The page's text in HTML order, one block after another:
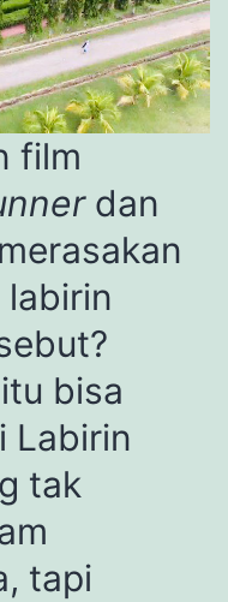
film
dan
bisa
Labirin
tak
tapi